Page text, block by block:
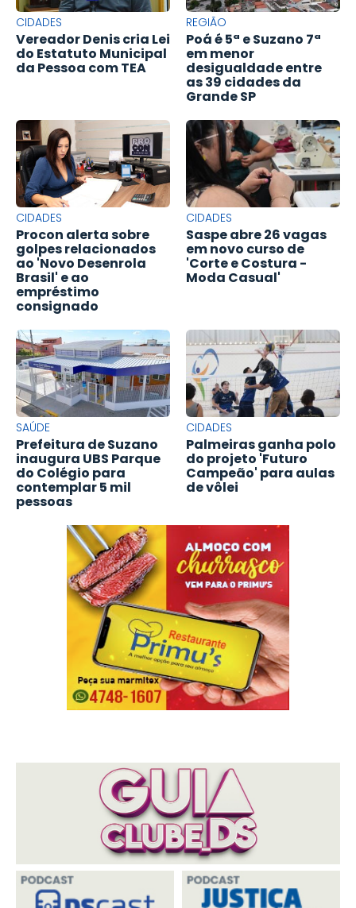
CIDADES
Vereador Denis cria Lei
do Estatuto Municipal
da Pessoa com TEA
REGIÃO
Poá é 5ª e Suzano 7ª
em menor
desigualdade entre
as 39 cidades da
Grande SP
CIDADES
Procon alerta sobre
golpes relacionados
ao 'Novo Desenrola
Brasil' e ao
empréstimo
consignado
CIDADES
Saspe abre 26 vagas
em novo curso de
'Corte e Costura -
Moda Casual'
SAÚDE
Prefeitura de Suzano
inaugura UBS Parque
do Colégio para
contemplar 5 mil
pessoas
CIDADES
Palmeiras ganha polo
do projeto 'Futuro
Campeão' para aulas
de vôlei